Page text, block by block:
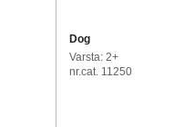
Dog
Varsta: 2+
nr.cat. 11250